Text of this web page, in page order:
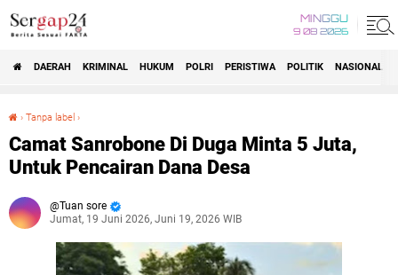
MINGGU
9 08 2026
DAERAH KRIMINAL HUKUM POLRI PERISTIWA POLITIK NASIONAL
› Tanpa label ›
Camat Sanrobone Di Duga Minta 5 Juta,
Untuk Pencairan Dana Desa
Tuan sore
Jumat, 19 Juni 2026, Juni 19, 2026 WIB